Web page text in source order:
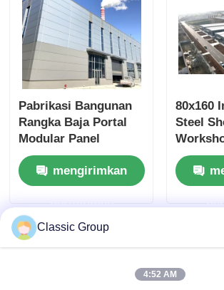
Pabrikasi Bangunan
Rangka Baja Portal
Modular Panel
Dinding ALC
Disesuaikanmengirimkan
permintaan
80x160
Steel
Classic Group
4:52 AM